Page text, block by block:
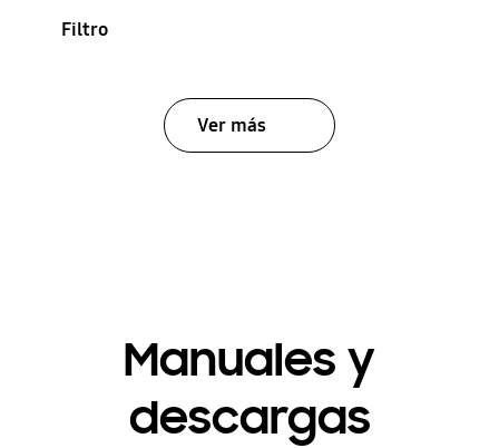
Filtro
Ver más
Manuales y
descargas